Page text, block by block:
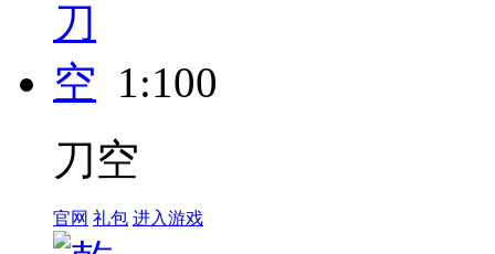
1:100
刀空
官网 礼包 进入游戏